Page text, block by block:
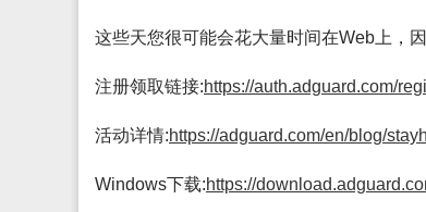
这些天您很可能会花大量时间在Web上，
注册领取链接:https://auth.adguard.com/
活动详情:https://adguard.com/en/blog/
Windows下载:https://